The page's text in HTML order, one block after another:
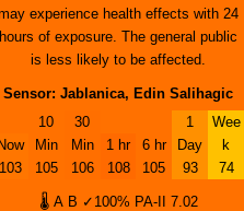
experience health effects with 24
hours of exposure. The general public
is less likely to be affected.
Sensor: Jablanica, Edin Salihagic
Now
103
10
Min
105
30
Min
106
1 hr
108
6 hr
105
1
Day
93
Wee
k
74
🌡 A B ✓100% PA-II
7.02